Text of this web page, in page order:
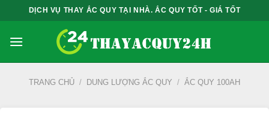
qua
nội
DỊCH VỤ THAY ẮC QUY TẠI NHÀ. ẮC QUY TỐT - GIÁ TỐT
TRANG CHỦ / DUNG LƯỢNG ẮC QUY / ẮC QUY 100AH